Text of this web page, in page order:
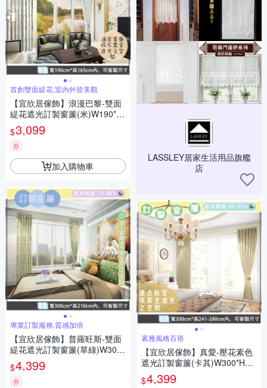
首創雙面緹花,室內外皆美觀
【宜欣居傢飾】浪漫巴黎-雙面
緹花遮光訂製窗簾(米)W190*H
165cm以內*2片/台灣製MIT
$3,099
券
加入購物車
專業訂製服務,質感加倍
【宜欣居傢飾】普羅旺斯-雙面
緹花遮光訂製窗簾(草綠)W300*
H210cm以內/台灣製
$4,399
券
LASSLEY居家生活用品旗艦
店
素雅風格百搭
【宜欣居傢飾】真愛-壓花素色
遮光訂製窗簾(卡其)W300*H24
1-280cm以內*2片/台灣製
$4,399